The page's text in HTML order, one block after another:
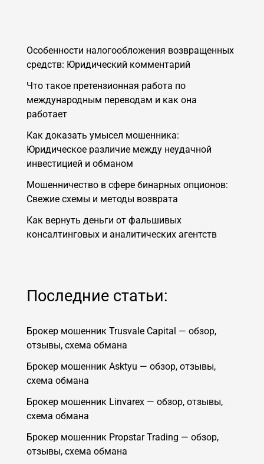
Особенности налогообложения возвращенных
средств: Юридический комментарий
Что такое претензионная работа по
международным переводам и как она
работает
Как доказать умысел мошенника:
Юридическое различие между неудачной
инвестицией и обманом
Мошенничество в сфере бинарных опционов:
Свежие схемы и методы возврата
Как вернуть деньги от фальшивых
консалтинговых и аналитических агентств
Последние статьи:
Брокер мошенник Trusvale Capital — обзор,
отзывы, схема обмана
Брокер мошенник Asktyu — обзор, отзывы,
схема обмана
Брокер мошенник Linvarex — обзор, отзывы,
схема обмана
Брокер мошенник Propstar Trading — обзор,
отзывы, схема обмана